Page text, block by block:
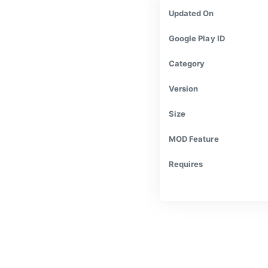
Updated On
Google Play ID
Category
Version
Size
MOD Feature
Requires